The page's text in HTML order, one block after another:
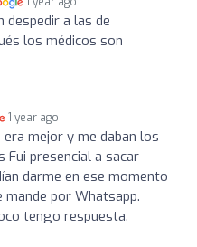
despedir a las de
los médicos son
1 year ago
mejor y me daban los
Fui presencial a sacar
darme en ese momento
mande por Whatsapp.
tengo respuesta.